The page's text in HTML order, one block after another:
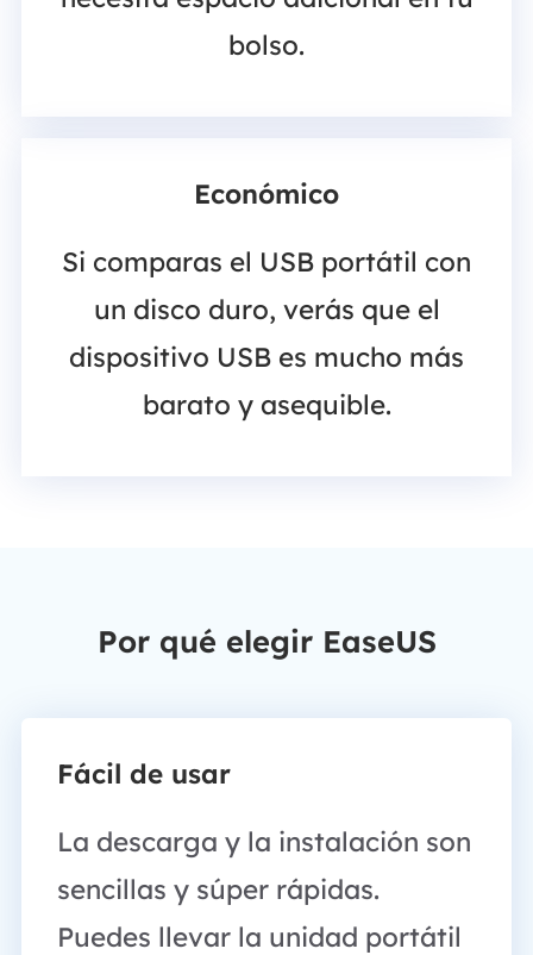
bolso.
Económico
Si comparas el USB portátil con
un disco duro, verás que el
dispositivo USB es mucho más
barato y asequible.
Por qué elegir EaseUS
Fácil de usar
La descarga y la instalación son
sencillas y súper rápidas.
Puedes llevar la unidad portátil